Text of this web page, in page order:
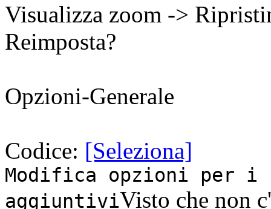
Visualizza zoom ->
Reimposta?
Opzioni-Generale
Codice: [Seleziona]
Modifica opzioni per i
aggiuntiviVisto che non